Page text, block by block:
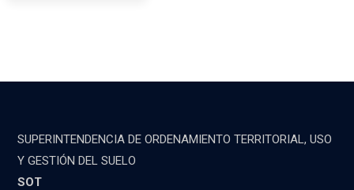
SUPERINTENDENCIA DE ORDENAMIENTO TERRITORIAL, USO
Y GESTIÓN DEL SUELO
SOT